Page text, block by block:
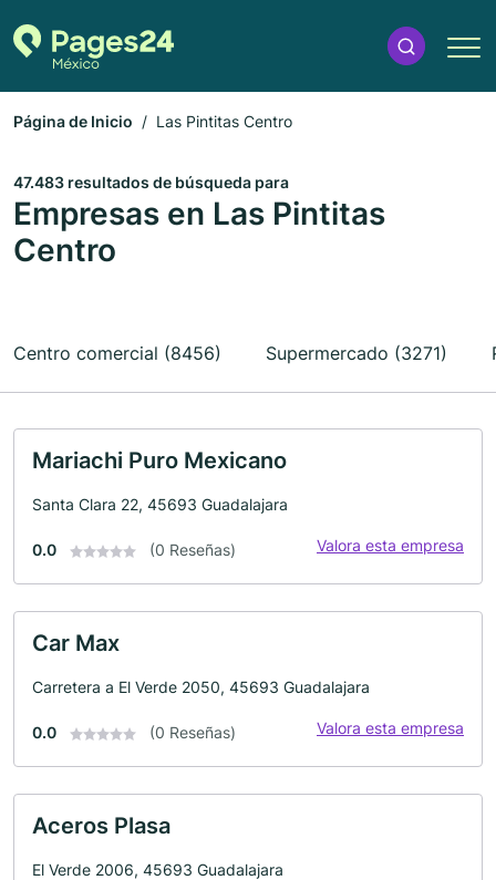
Página de Inicio Las Pintitas Centro
47.483 resultados de búsqueda para
Empresas en Las Pintitas
Centro
Centro comercial (8456) Supermercado (3271)
Mariachi Puro Mexicano
Santa Clara 22, 45693 Guadalajara
0.0 (0 Reseñas) Valora esta empresa
Car Max
Carretera a El Verde 2050, 45693 Guadalajara
0.0 (0 Reseñas) Valora esta empresa
Aceros Plasa
El Verde 2006, 45693 Guadalajara